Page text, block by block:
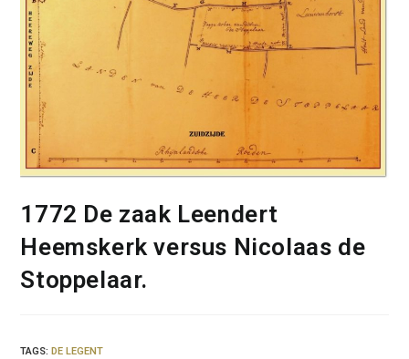
1772 De zaak Leendert
Heemskerk versus Nicolaas de
Stoppelaar.
TAGS: DE LEGENT